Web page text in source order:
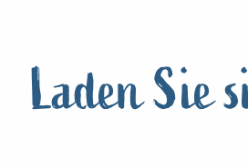
Laden Sie